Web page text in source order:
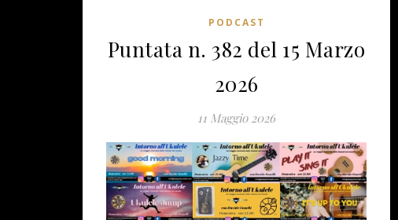
PODCAST
Puntata n. 382 del 15 Marzo
2026
11 Maggio 2026